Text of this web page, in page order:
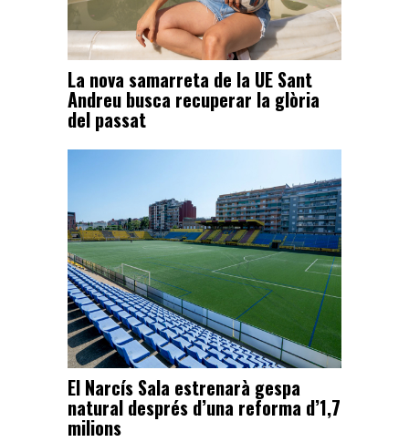
La nova samarreta de la UE Sant
Andreu busca recuperar la glòria
del passat
El Narcís Sala estrenarà gespa
natural després d’una reforma d’1,7
milions